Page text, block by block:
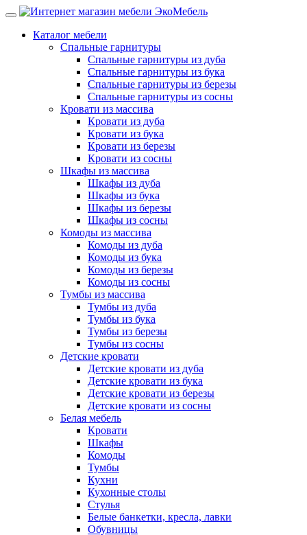
Каталог мебели
Спальные гарнитуры
Спальные гарнитуры из дуба
Спальные гарнитуры из бука
Спальные гарнитуры из березы
Спальные гарнитуры из сосны
Кровати из массива
Кровати из дуба
Кровати из бука
Кровати из березы
Кровати из сосны
Шкафы из массива
Шкафы из дуба
Шкафы из бука
Шкафы из березы
Шкафы из сосны
Комоды из массива
Комоды из дуба
Комоды из бука
Комоды из березы
Комоды из сосны
Тумбы из массива
Тумбы из дуба
Тумбы из бука
Тумбы из березы
Тумбы из сосны
Детские кровати
Детские кровати из дуба
Детские кровати из бука
Детские кровати из березы
Детские кровати из сосны
Белая мебель
Кровати
Шкафы
Комоды
Тумбы
Кухни
Кухонные столы
Стулья
Белые банкетки, кресла, лавки
Обувницы